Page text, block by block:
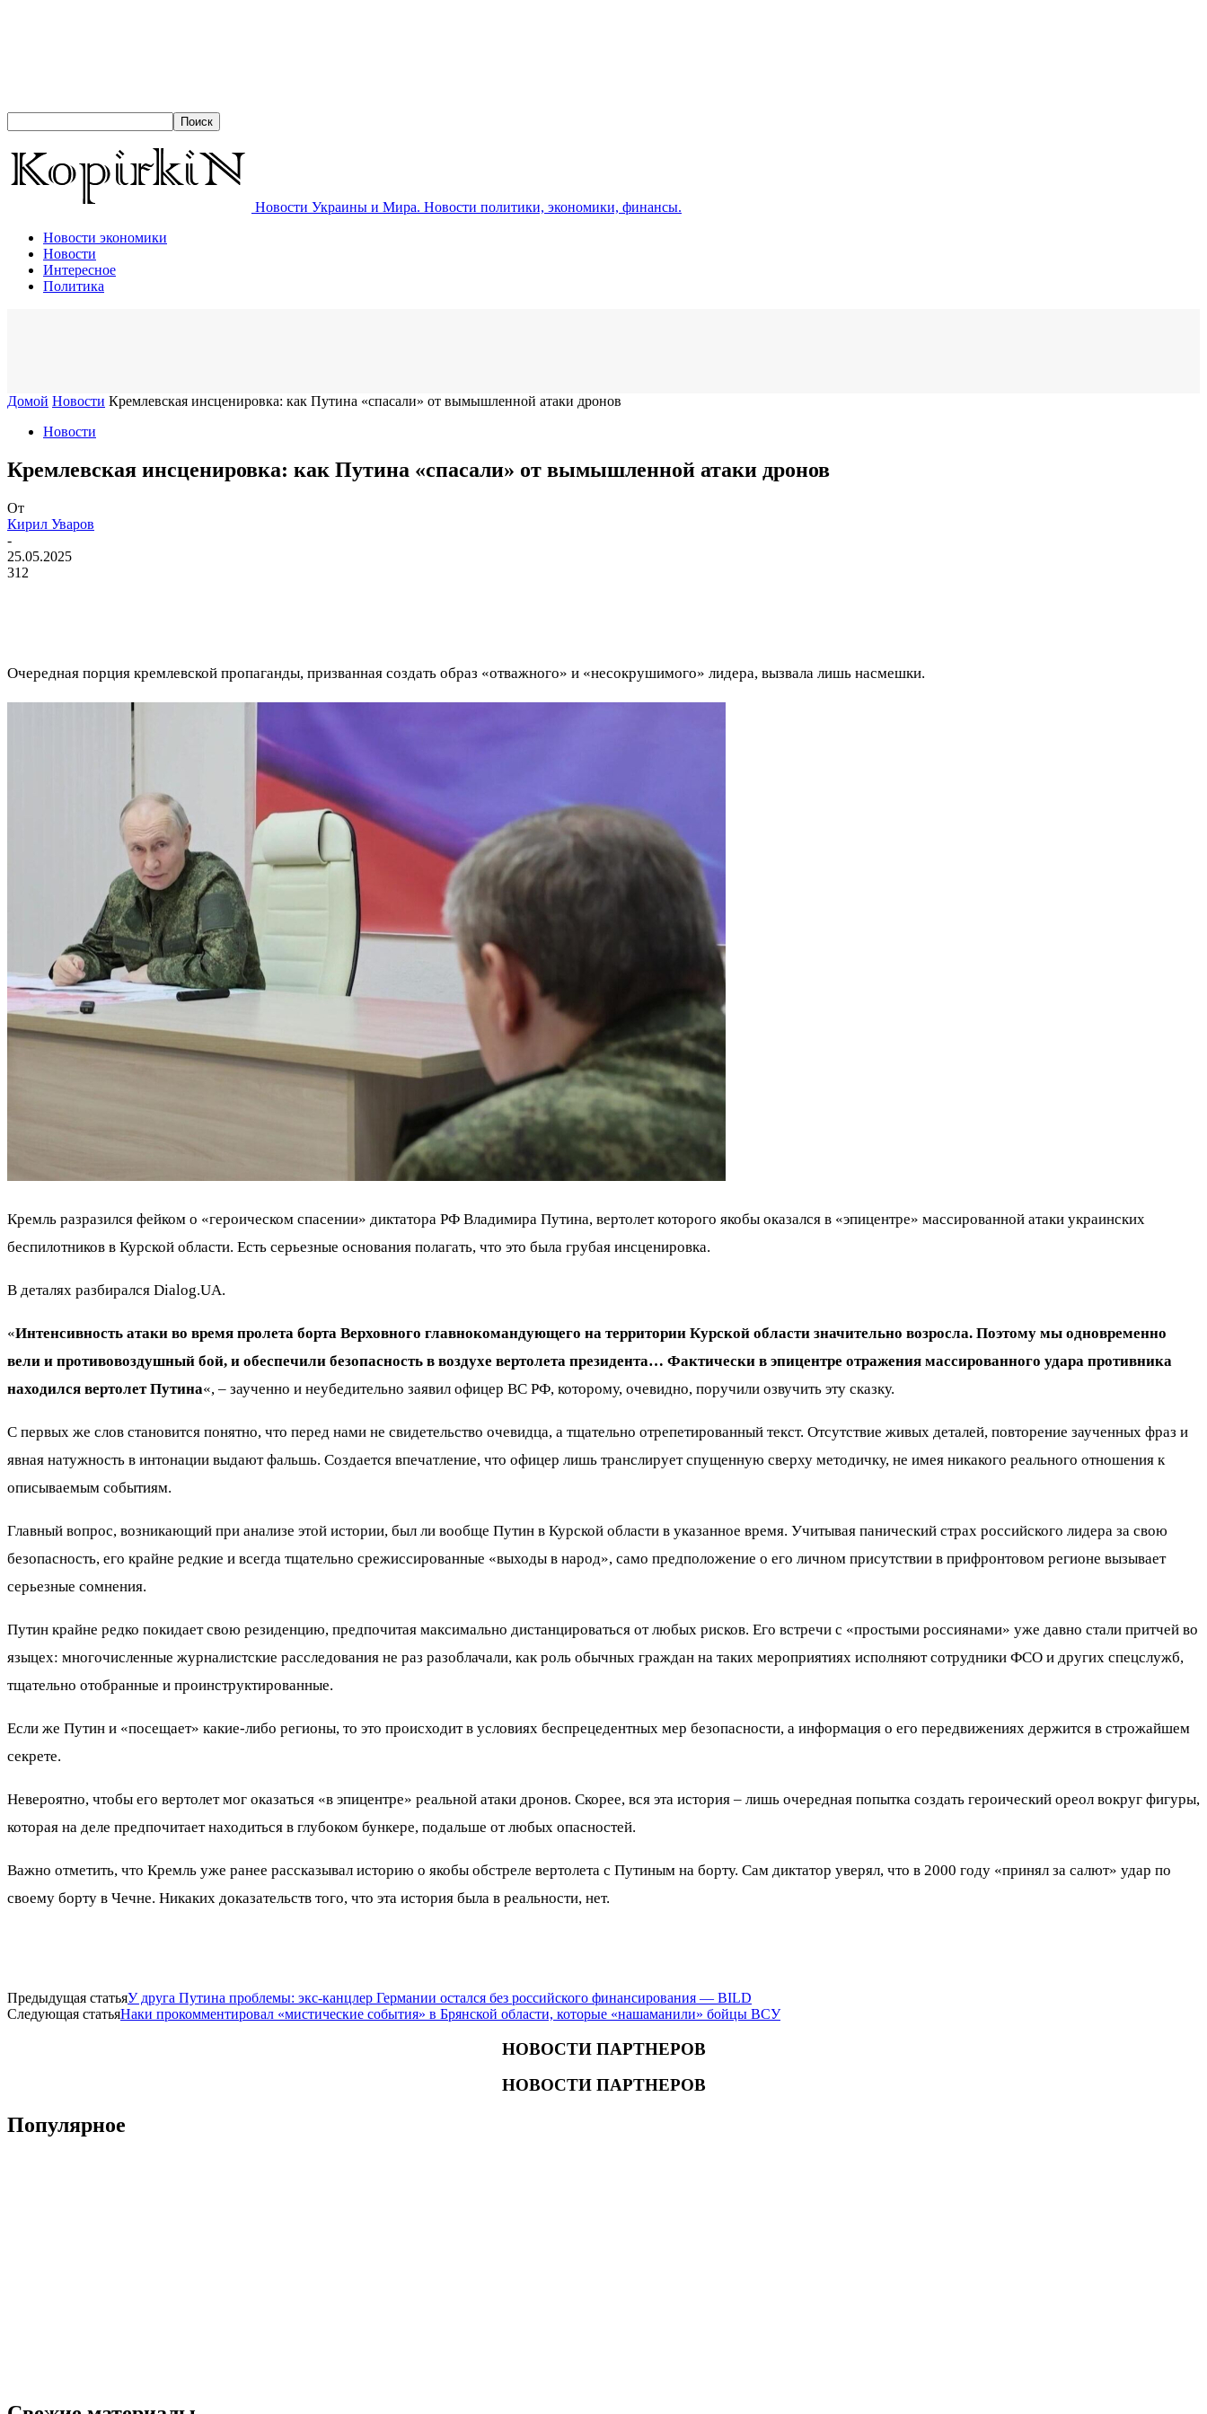
Новости Украины и Мира. Новости политики, экономики, финансы.
Новости экономики
Новости
Интересное
Политика
Домой Новости ​Кремлевская инсценировка: как Путина «спасали» от вымышленной атаки дронов
Новости
​Кремлевская инсценировка: как Путина «спасали» от вымышленной атаки дронов
От
Кирил Уваров
-
25.05.2025
312
Очередная порция кремлевской пропаганды, призванная создать образ «отважного» и «несокрушимого» лидера, вызвала лишь насмешки.
Кремль разразился фейком о «героическом спасении» диктатора РФ Владимира Путина, вертолет которого якобы оказался в «эпицентре» массированной атаки украинских
беспилотников в Курской области. Есть серьезные основания полагать, что это была грубая инсценировка.
В деталях разбирался Dialog.UA.
«Интенсивность атаки во время пролета борта Верховного главнокомандующего на территории Курской области значительно возросла. Поэтому мы одновременно
вели и противовоздушный бой, и обеспечили безопасность в воздухе вертолета президента… Фактически в эпицентре отражения массированного удара противника
находился вертолет Путина«, – заученно и неубедительно заявил офицер ВС РФ, которому, очевидно, поручили озвучить эту сказку.
С первых же слов становится понятно, что перед нами не свидетельство очевидца, а тщательно отрепетированный текст. Отсутствие живых деталей, повторение заученных фраз и
явная натужность в интонации выдают фальшь. Создается впечатление, что офицер лишь транслирует спущенную сверху методичку, не имея никакого реального отношения к
описываемым событиям.
Главный вопрос, возникающий при анализе этой истории, был ли вообще Путин в Курской области в указанное время. Учитывая панический страх российского лидера за свою
безопасность, его крайне редкие и всегда тщательно срежиссированные «выходы в народ», само предположение о его личном присутствии в прифронтовом регионе вызывает
серьезные сомнения.
Путин крайне редко покидает свою резиденцию, предпочитая максимально дистанцироваться от любых рисков. Его встречи с «простыми россиянами» уже давно стали притчей во
языцех: многочисленные журналистские расследования не раз разоблачали, как роль обычных граждан на таких мероприятиях исполняют сотрудники ФСО и других спецслужб,
тщательно отобранные и проинструктированные.
Если же Путин и «посещает» какие-либо регионы, то это происходит в условиях беспрецедентных мер безопасности, а информация о его передвижениях держится в строжайшем
секрете.
Невероятно, чтобы его вертолет мог оказаться «в эпицентре» реальной атаки дронов. Скорее, вся эта история – лишь очередная попытка создать героический ореол вокруг фигуры,
которая на деле предпочитает находиться в глубоком бункере, подальше от любых опасностей.
Важно отметить, что Кремль уже ранее рассказывал историю о якобы обстреле вертолета с Путиным на борту. Сам диктатор уверял, что в 2000 году «принял за салют» удар по
своему борту в Чечне. Никаких доказательств того, что эта история была в реальности, нет.
Предыдущая статья​У друга Путина проблемы: экс-канцлер Германии остался без российского финансирования — BILD
Следующая статьяНаки прокомментировал «мистические события» в Брянской области, которые «нашаманили» бойцы ВСУ
НОВОСТИ ПАРТНЕРОВ
НОВОСТИ ПАРТНЕРОВ
Популярное